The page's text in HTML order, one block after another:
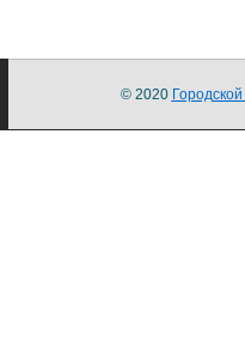
© 2020